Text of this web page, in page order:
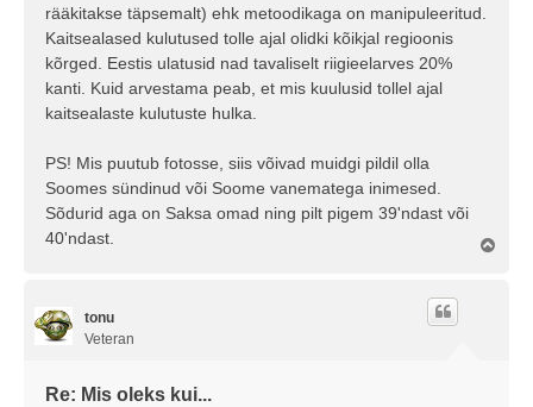
rääkitakse täpsemalt) ehk metoodikaga on manipuleeritud.
Kaitsealased kulutused tolle ajal olidki kõikjal regioonis
kõrged. Eestis ulatusid nad tavaliselt riigieelarves 20%
kanti. Kuid arvestama peab, et mis kuulusid tollel ajal
kaitsealaste kulutuste hulka.
PS! Mis puutub fotosse, siis võivad muidgi pildil olla
Soomes sündinud või Soome vanematega inimesed.
Sõdurid aga on Saksa omad ning pilt pigem 39'ndast või
40'ndast.
tonu
Veteran
Re: Mis oleks kui...